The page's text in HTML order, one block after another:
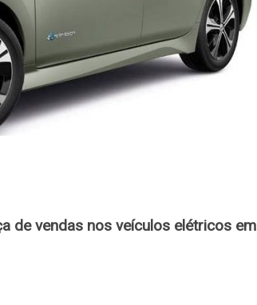
de vendas nos veículos elétricos em